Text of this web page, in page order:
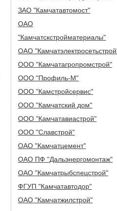
ЗАО "Камчатавтомост"
ОАО
"Камчатскстройматериалы"
ОАО
ООО "Камчатагропромстрой"
ООО "Профиль-М"
ООО "Камстройсервис"
ООО "Камчатский дом"
ООО "Камчатавиастрой"
ООО "Славстрой"
ОАО "Камчатцемент"
ОАО ПФ "Дальэнергомонтаж"
ОАО "Камчатрыбспецстрой"
ФГУП "Камчатавтодор"
ОАО "Камчатжилстрой"